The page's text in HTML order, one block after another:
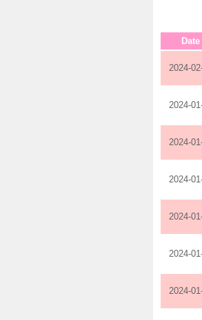
Date
2024-
2024-
2024-
2024-
2024-
2024-
2024-